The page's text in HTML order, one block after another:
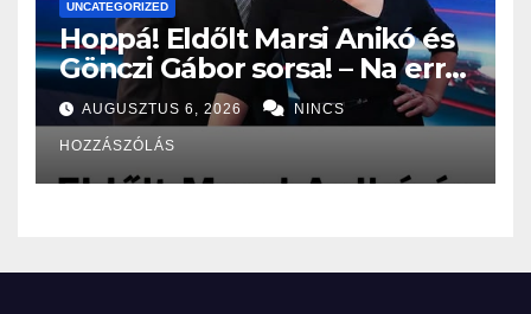
UNCATEGORIZED
Hoppá! Eldőlt Marsi Anikó és
Gönczi Gábor sorsa! – Na erre
senki, de tényleg senki nem
volt felkészülve: – EZ vár
rájuk:
AUGUSZTUS 6, 2026 NINCS
HOZZÁSZÓLÁS